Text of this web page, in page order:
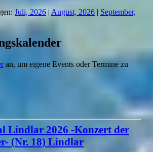
Juli, 2026 | August, 2026 | September,
an, um eigene Events oder Termine zu
Lindlar 2026 -Konzert der
(Nr. 18) Lindlar